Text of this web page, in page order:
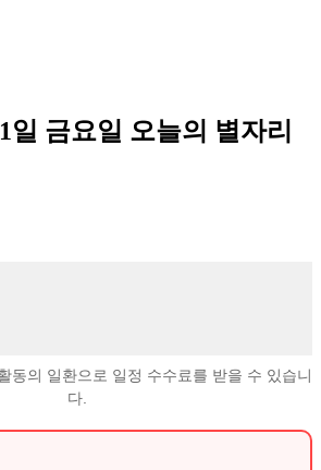
일 금요일 오늘의 별자리
동의 일환으로 일정 수수료를 받을 수 있습니
다.